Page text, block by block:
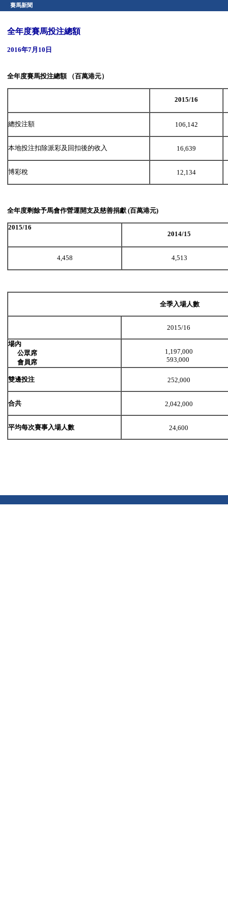
賽馬新聞
全年度賽馬投注總額
2016年7月10日
全年度賽馬投注總額 （百萬港元）
2015/16
總投注額 106,142
本地投注扣除派彩及回扣後的收入 16,639
博彩稅 12,134
全年度剩餘予馬會作營運開支及慈善捐獻 (百萬港元)
2015/16
2014/15
4,458 4,513
全季入場人數
2015/16
場內
公眾席
會員席
1,197,000
593,000
雙邊投注 252,000
合共 2,042,000
平均每次賽事入場人數 24,600